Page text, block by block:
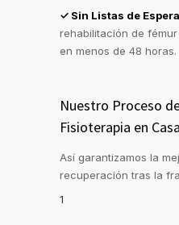
✓ Sin Listas de
rehabilitación de
en menos de 48 horas.
Nuestro Proceso
Fisioterapia en Casa
Así garantizamos la
recuperación tras la
1